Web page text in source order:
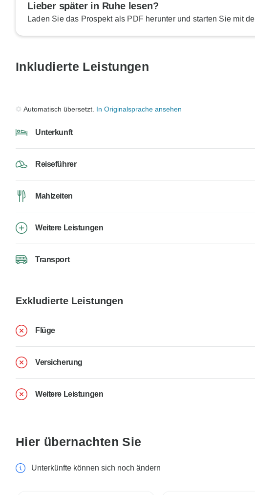
Lieber später in Ruhe lesen?
Laden Sie das Prospekt als PDF herunter und starten Sie mit
Inkludierte Leistungen
Automatisch übersetzt. In Originalsprache ansehen
Unterkunft
Reiseführer
Mahlzeiten
Weitere Leistungen
Transport
Exkludierte Leistungen
Flüge
Versicherung
Weitere Leistungen
Hier übernachten Sie
Unterkünfte können sich noch ändern